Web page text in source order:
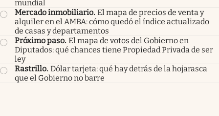
mundial
Mercado inmobiliario. El mapa de precios de venta y
alquiler en el AMBA: cómo quedó el índice actualizado
de casas y departamentos
Próximo paso. El mapa de votos del Gobierno en
Diputados: qué chances tiene Propiedad Privada de ser
ley
Rastrillo. Dólar tarjeta: qué hay detrás de la hojarasca
que el Gobierno no barre